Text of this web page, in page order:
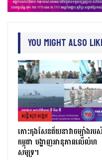
You Might Also
សន្តិសុខសង្គម
កោះកុងសែនជ័យនាវាចម្បាំងរប
កម្ពុជា បង្ហាញអានុភាពលើលំហ
សមុទ្រ។